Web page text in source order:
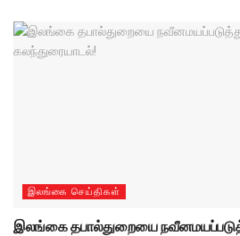
இலங்கை செய்திகள்
இலங்கை தபால்துறையை